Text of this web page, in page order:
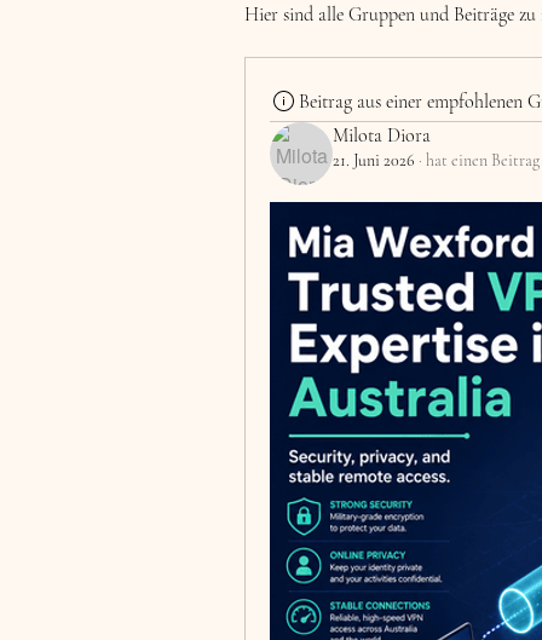
Hier sind alle Gruppen und Beiträge zu
Beitrag aus einer empfohlenen
Milota Diora
21. Juni 2026 · hat einen